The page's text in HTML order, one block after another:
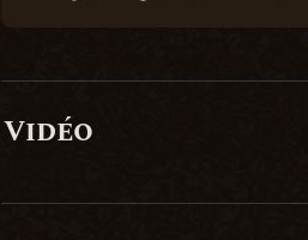
Vidéo